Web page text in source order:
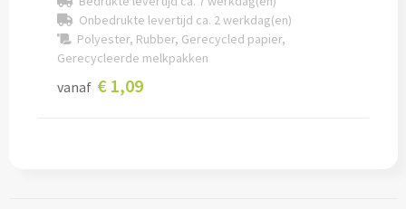
Custom made zonnehoedjes
Custom made bandana's
Onbedrukte levertijd ca. 2 werkdag(en)
Polyester, Rubber, Gerecycled papier,
Gerecycleerde melkpakken
vanaf € 1,09